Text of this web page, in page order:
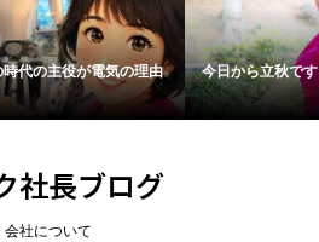
由 今日から立秋です
社長ブログ
会社について